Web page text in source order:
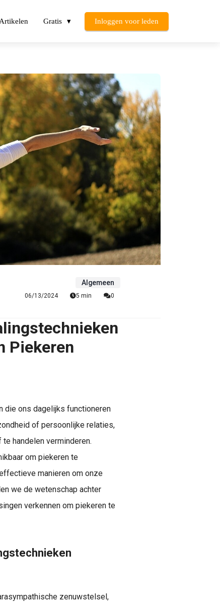
Artikelen Gratis Inloggen voor leden
Algemeen
06/13/2024 5 min 0
Piekeren
die ons dagelijks functioneren
of persoonlijke relaties,
handelen verminderen.
om piekeren te
manieren om onze
we de wetenschap achter
verkennen om piekeren te
zenuwstelsel,